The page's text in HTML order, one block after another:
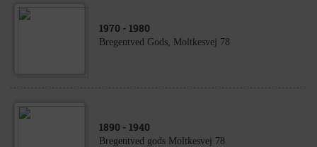
1970 - 1980
Bregentved Gods, Moltkesvej 78
1890 - 1940
Bregentved gods Moltkesvej 78